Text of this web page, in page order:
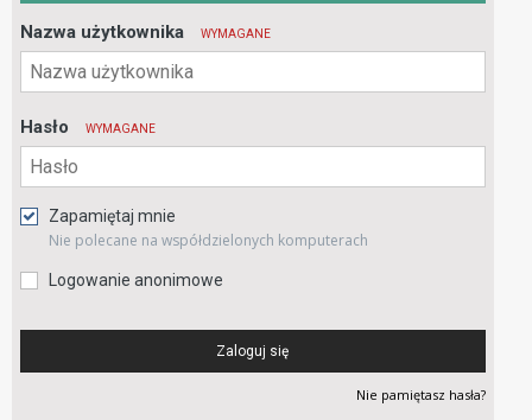
Nazwa użytkownika WYMAGANE
Hasło WYMAGANE
Zapamiętaj mnie
Nie polecane na współdzielonych komputerach
Logowanie anonimowe
Zaloguj się
Nie pamiętasz hasła?